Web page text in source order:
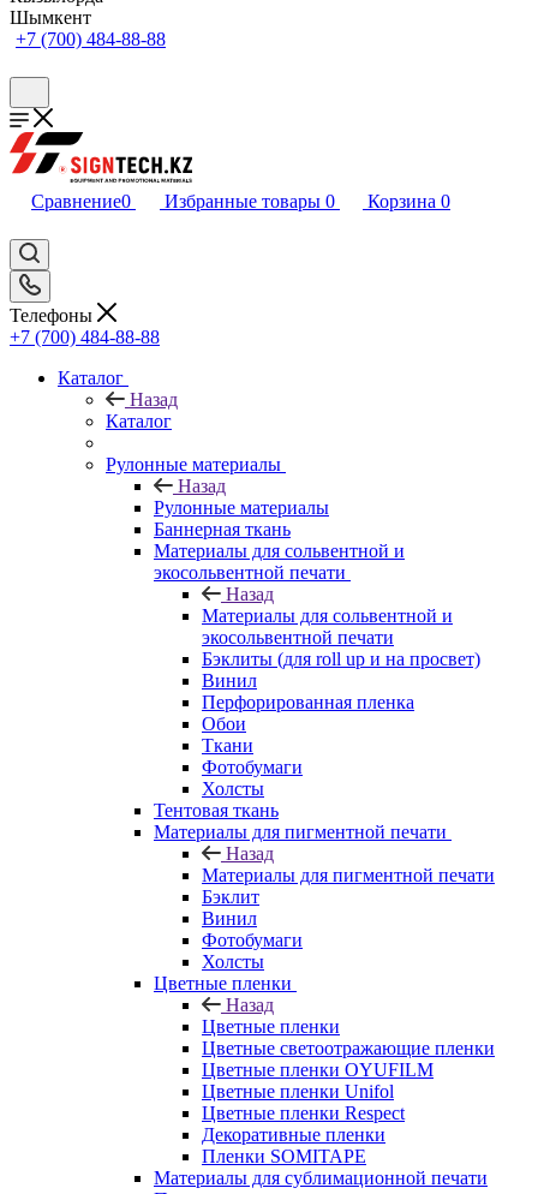
Шымкент
+7 (700) 484-88-88
Сравнение0 Избранные товары 0 Корзина 0
Телефоны
+7 (700) 484-88-88
Каталог
Назад
Каталог
Рулонные материалы
Назад
Рулонные материалы
Баннерная ткань
Материалы для сольвентной и
экосольвентной печати
Назад
Материалы для сольвентной и
экосольвентной печати
Бэклиты (для roll up и на просвет)
Винил
Перфорированная пленка
Обои
Ткани
Фотобумаги
Холсты
Тентовая ткань
Материалы для пигментной печати
Назад
Материалы для пигментной печати
Бэклит
Винил
Фотобумаги
Холсты
Цветные пленки
Назад
Цветные пленки
Цветные светоотражающие пленки
Цветные пленки OYUFILM
Цветные пленки Unifol
Цветные пленки Respect
Декоративные пленки
Пленки SOMITAPE
Материалы для сублимационной печати